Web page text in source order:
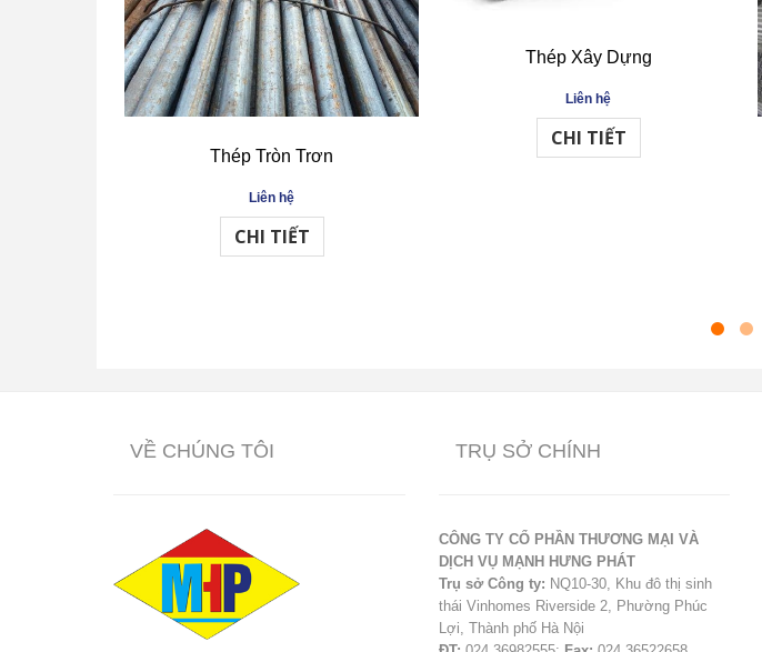
Thép Tròn Trơn
Liên hệ
CHI TIẾT
Thép Xây Dựng
Liên hệ
CHI TIẾT
VỀ CHÚNG TÔI TRỤ SỞ CHÍNH
CÔNG TY CỔ PHẦN THƯƠNG MẠI VÀ
DỊCH VỤ MẠNH HƯNG PHÁT
Trụ sở Công ty: NQ10-30, Khu đô thị sinh
thái Vinhomes Riverside 2, Phường Phúc
Lợi, Thành phố Hà Nội